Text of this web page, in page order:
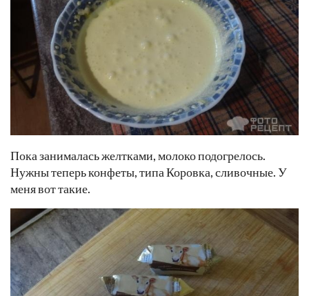
Пока занималась желтками, молоко подогрелось.
Нужны теперь конфеты, типа Коровка, сливочные. У
меня вот такие.